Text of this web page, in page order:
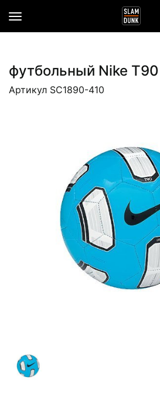
футбольный Nike
Артикул SC1890-410